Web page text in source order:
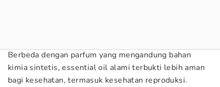
Berbeda dengan parfum yang mengandung bahan
kimia sintetis, essential oil alami terbukti lebih aman
bagi kesehatan, termasuk kesehatan reproduksi.